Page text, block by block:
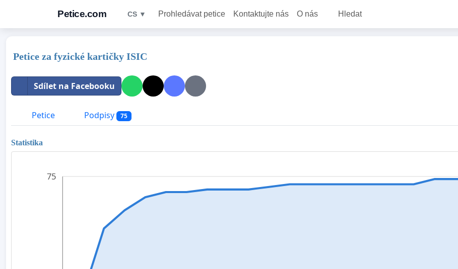
Petice.com CS ▼ Prohledávat petice Kontaktujte nás O nás Hledat
Petice za fyzické kartičky ISIC
Sdílet na Facebooku
Petice Podpisy 75
Statistika
75